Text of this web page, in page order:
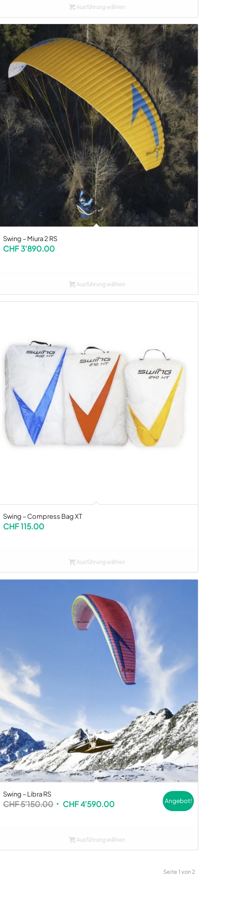
Ausführung wählen
Swing – Miura 2 RS
CHF3'890.00
Ausführung wählen
Swing – Compress Bag XT
CHF115.00
Ausführung wählen
Swing – Libra RS
CHF5'150.00 Ursprünglicher
CHF 5'150.00
CHF4'590.00Aktueller
CHF 4'590.00.
Angebot!
Ausführung wählen
Seite 1 von 2